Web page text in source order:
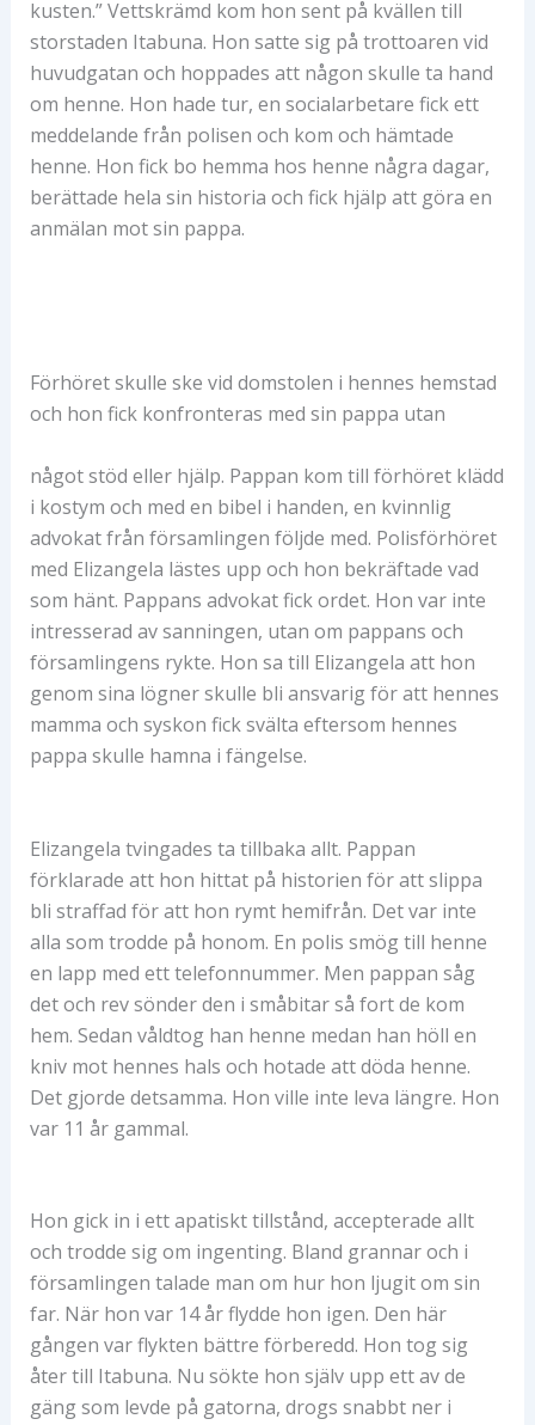
kusten.” Vettskrämd kom hon sent på kvällen till
storstaden Itabuna. Hon satte sig på trottoaren vid
huvudgatan och hoppades att någon skulle ta hand
om henne. Hon hade tur, en socialarbetare fick ett
meddelande från polisen och kom och hämtade
henne. Hon fick bo hemma hos henne några dagar,
berättade hela sin historia och fick hjälp att göra en
anmälan mot sin pappa.
Förhöret skulle ske vid domstolen i hennes hemstad
och hon fick konfronteras med sin pappa utan
något stöd eller hjälp. Pappan kom till förhöret klädd
i kostym och med en bibel i handen, en kvinnlig
advokat från församlingen följde med. Polisförhöret
med Elizangela lästes upp och hon bekräftade vad
som hänt. Pappans advokat fick ordet. Hon var inte
intresserad av sanningen, utan om pappans och
församlingens rykte. Hon sa till Elizangela att hon
genom sina lögner skulle bli ansvarig för att hennes
mamma och syskon fick svälta eftersom hennes
pappa skulle hamna i fängelse.
Elizangela tvingades ta tillbaka allt. Pappan
förklarade att hon hittat på historien för att slippa
bli straffad för att hon rymt hemifrån. Det var inte
alla som trodde på honom. En polis smög till henne
en lapp med ett telefonnummer. Men pappan såg
det och rev sönder den i småbitar så fort de kom
hem. Sedan våldtog han henne medan han höll en
kniv mot hennes hals och hotade att döda henne.
Det gjorde detsamma. Hon ville inte leva längre. Hon
var 11 år gammal.
Hon gick in i ett apatiskt tillstånd, accepterade allt
och trodde sig om ingenting. Bland grannar och i
församlingen talade man om hur hon ljugit om sin
far. När hon var 14 år flydde hon igen. Den här
gången var flykten bättre förberedd. Hon tog sig
åter till Itabuna. Nu sökte hon själv upp ett av de
gäng som levde på gatorna, drogs snabbt ner i